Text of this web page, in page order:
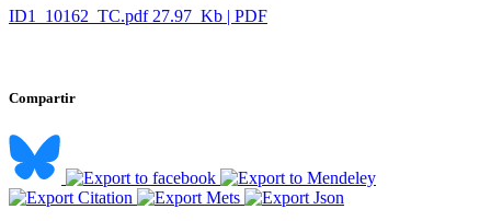
ID1_10162_TC.pdf 27.97 Kb | PDF
Compartir